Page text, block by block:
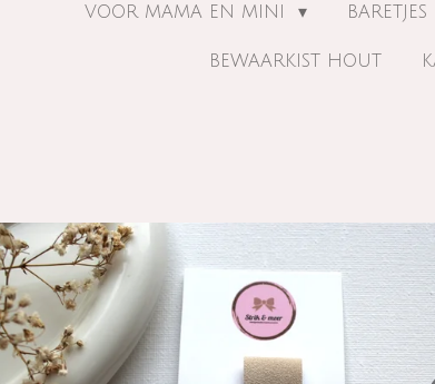
VOOR MAMA EN MINI BARETJES
BEWAARKIST HOUT